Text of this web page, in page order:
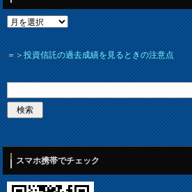
＝＞投資信託の過去成績を見るときの注意点
スマホ携帯でチェック